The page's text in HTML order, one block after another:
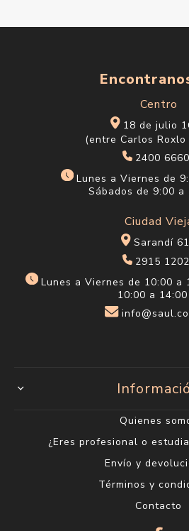
Centro
18 de julio
(entre Carlos Roxlo
2400
Lunes a Viernes de
Sábados de 9:00 a
Ciudad
Sarandí
2915
Lunes a Viernes de 10:00 a
10:00 a 14:00
Quienes
¿Eres profesional o
Envío y
Términos y
Contacto